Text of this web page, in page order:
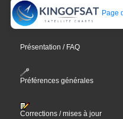
Page
Présentation / FAQ
Préférences générales
Corrections / mises à jour